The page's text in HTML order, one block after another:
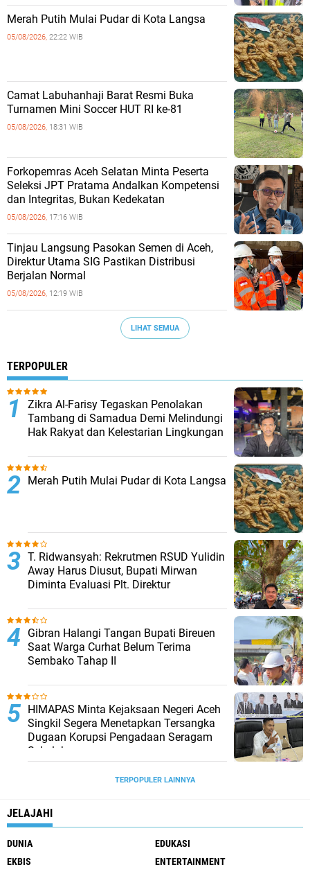
Merah Putih Mulai Pudar di Kota Langsa
05/08/2026, 22:22 WIB
Camat Labuhanhaji Barat Resmi Buka
Turnamen Mini Soccer HUT RI ke-81
05/08/2026, 18:31 WIB
Forkopemras Aceh Selatan Minta Peserta
Seleksi JPT Pratama Andalkan Kompetensi
dan Integritas, Bukan Kedekatan
05/08/2026, 17:16 WIB
‎Tinjau Langsung Pasokan Semen di Aceh,
‎Direktur Utama SIG Pastikan Distribusi
Berjalan Normal ‎
05/08/2026, 12:19 WIB
LIHAT SEMUA
TERPOPULER
Zikra Al-Farisy Tegaskan Penolakan
Tambang di Samadua Demi Melindungi
Hak Rakyat dan Kelestarian Lingkungan
Merah Putih Mulai Pudar di Kota Langsa
T. Ridwansyah: Rekrutmen RSUD Yulidin
Away Harus Diusut, Bupati Mirwan
Diminta Evaluasi Plt. Direktur
Gibran Halangi Tangan Bupati Bireuen
Saat Warga Curhat Belum Terima
Sembako Tahap II
HIMAPAS Minta Kejaksaan Negeri Aceh
Singkil Segera Menetapkan Tersangka
Dugaan Korupsi Pengadaan Seragam
Sekolah
TERPOPULER LAINNYA
JELAJAHI
DUNIA
EDUKASI
EKBIS
ENTERTAINMENT